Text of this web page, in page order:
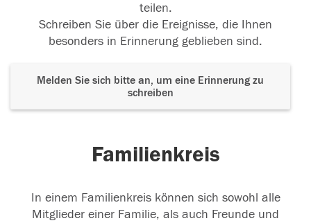
teilen.
Schreiben Sie über die Ereignisse, die Ihnen
besonders in Erinnerung geblieben sind.
Melden Sie sich bitte an, um eine Erinnerung zu
schreiben
Familienkreis
In einem Familienkreis können sich sowohl alle
Mitglieder einer Familie, als auch Freunde und